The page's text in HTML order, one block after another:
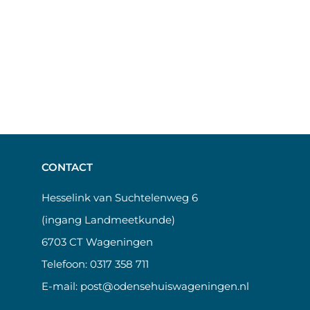
CONTACT
Hesselink van Suchtelenweg 6
(ingang Landmeetkunde)
6703 CT Wageningen
Telefoon: 0317 358 711
E-mail: post@odensehuiswageningen.nl